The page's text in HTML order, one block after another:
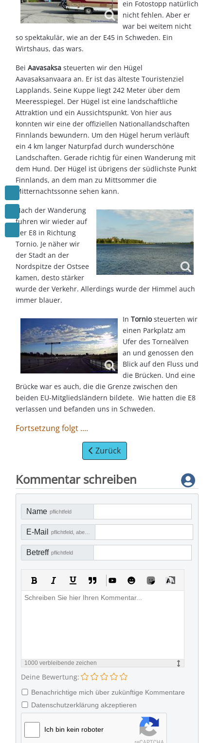
ein Fotostopp natürlich
nicht fehlen. Aber er
war bei weitem nicht
so spektakulär, wie an der E45 in Schweden. Ein
Wirtshaus, das wars.
Bei Aavasaksa steuerten wir den Hügel
Aavasaksanvaara an. Er ist das älteste Touristenziel
Lapplands. Seine Kuppe liegt 242 Meter über dem
Meeresspiegel. Der Hügel ist eine landschaftliche
Attraktion und ein Aussichtspunkt. Von hier aus
konnten wir eine der offiziellen Nationallandschaften
Finnlands bewundern. Um den Hügel herum verläuft
ein 4 km langer Naturpfad durch wunderschöne
Landschaften. Gerade richtig für einen Wanderung mit
dem Hund. Der Hügel ist übrigens der südlichste Punkt
Finnlands, an dem man zu Mittsommer die
Mitternachtssonne sehen kann.
Nach der Wanderung
fuhren wir wieder auf
der E8 in Richtung
Tornio. Je näher wir
der Stadt an der
Nordspitze der Ostsee
kamen, desto stärker
wurde der Verkehr. Allerdings wurde der Himmel auch
immer blauer.
In Torniosteuerten wir
einen Parkplatz am
Ufer des Torneälven
an und genossen den
Blick auf den Fluss und
die Brücken. Und eine
Brücke war es auch, die die Grenze zwischen den
beiden EU-Mitgliedsländern bildete. Wie hatten die E8
verlassen und befanden uns in Schweden.
Fortsetzung folgt ....
Zurück
Kommentar schreiben
Name pflichtfeld
E-Mail
Betreff pflichtfeld
1000 verbleibende zeichen
Deine Bewertung:
Benachrichtige mich über zukünftige Kommentare
Datenschutzerklärung akzeptieren
Ich bin kein roboter